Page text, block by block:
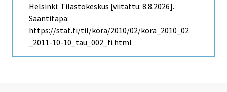
Helsinki: Tilastokeskus [viitattu: 8.8.2026].
Saantitapa:
https://stat.fi/til/kora/2010/02/kora_2010_02
_2011-10-10_tau_002_fi.html